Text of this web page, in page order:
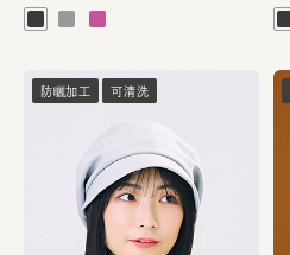
防曬加工 可清洗